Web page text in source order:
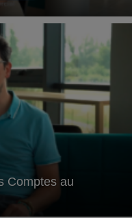
Comptes au